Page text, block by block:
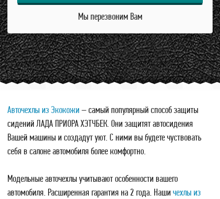
Мы перезвоним Вам
Авточехлы из Экокожи – самый популярный способ защиты
сидений ЛАДА ПРИОРА ХЭТЧБЕК. Они защитят автосидения
Вашей машины и создадут уют. С ними вы будете чуствовать
себя в салоне автомобиля более комфортно.
Модельные авточехлы учитывают особенности вашего
автомобиля. Расширенная гарантия на 2 года. Наши чехлы из